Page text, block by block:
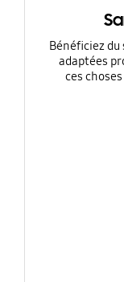
Bénéficiez
adaptées
ces